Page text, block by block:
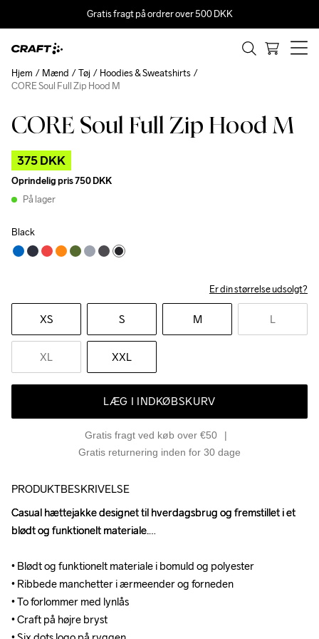
Gratis fragt på ordrer over 500 DKK
CORE Soul Full Zip Hood M
375 DKK
Oprindelig pris750 DKK
På lager
Black
Er din størrelse udsolgt?
XS S M L
XL XXL
LÆG I INDKØBSKURV
Gratis fragt ved køb over €50
Gratis returnering inden for 30 dage
Hjem Mænd Tøj
Hoodies & Sweatshirts
CORE Soul Full Zip Hood M
Outlet
PRODUKTBESKRIVELSE
Casual hættejakke designet til hverdagsbrug og fremstillet i et
blødt og funktionelt materiale.
• Blødt og funktionelt materiale i bomuld og polyester
• Ribbede manchetter i ærmeender og forneden
• To forlommer med lynlås
• Craft på højre bryst
Casual hættejakke designet til hverdagsbrug og fremstillet i et
blødt og funktionelt materiale.
• Blødt og funktionelt materiale i bomuld og polyester
• Ribbede manchetter i ærmeender og forneden
• To forlommer med lynlås
• Craft på højre bryst